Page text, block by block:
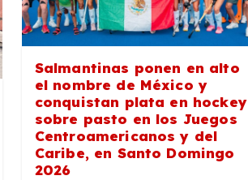
Salmantinas ponen en alto
el nombre de México y
conquistan plata en hockey
sobre pasto en los Juegos
Centroamericanos y del
Caribe, en Santo Domingo
2026